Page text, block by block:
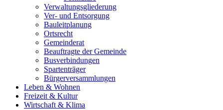
Verwaltungsgliederung
Ver- und Entsorgung
Bauleitplanung
Ortsrecht
Gemeinderat
Beauftragte der Gemeinde
Busverbindungen
Spartenträger
Bürgerversammlungen
Leben & Wohnen
Freizeit & Kultur
Wirtschaft & Klima